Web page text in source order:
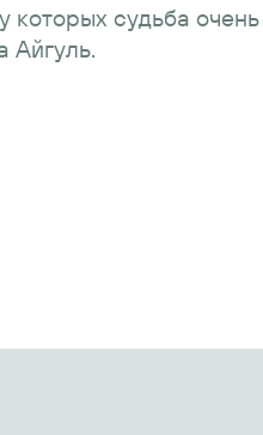
которых судьба очень
Айгуль.